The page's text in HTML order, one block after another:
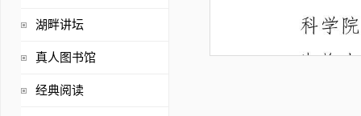
湖畔讲坛
真人图书馆
经典阅读